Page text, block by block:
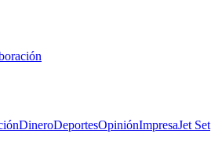
DineroDeportesOpiniónImpresaJet Set